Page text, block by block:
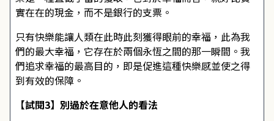
實在在的現金，而不是銀行的支票。
只有快樂能讓人類在此時此刻獲得眼前的幸福，此為我
們的最大幸福，它存在於兩個永恆之間的那一瞬間。我
們追求幸福的最高目的，即是促進這種快樂感並使之得
到有效的保障。
【試閱3】別過於在意他人的看法